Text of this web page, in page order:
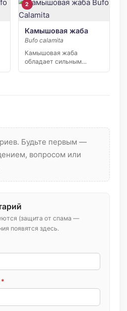
2
Камышовая жаба
Bufo calamita
Камышовая жаба
обладает сильным
Будьте первым —
вопросом или
(защита от спама —
появятся здесь.
*